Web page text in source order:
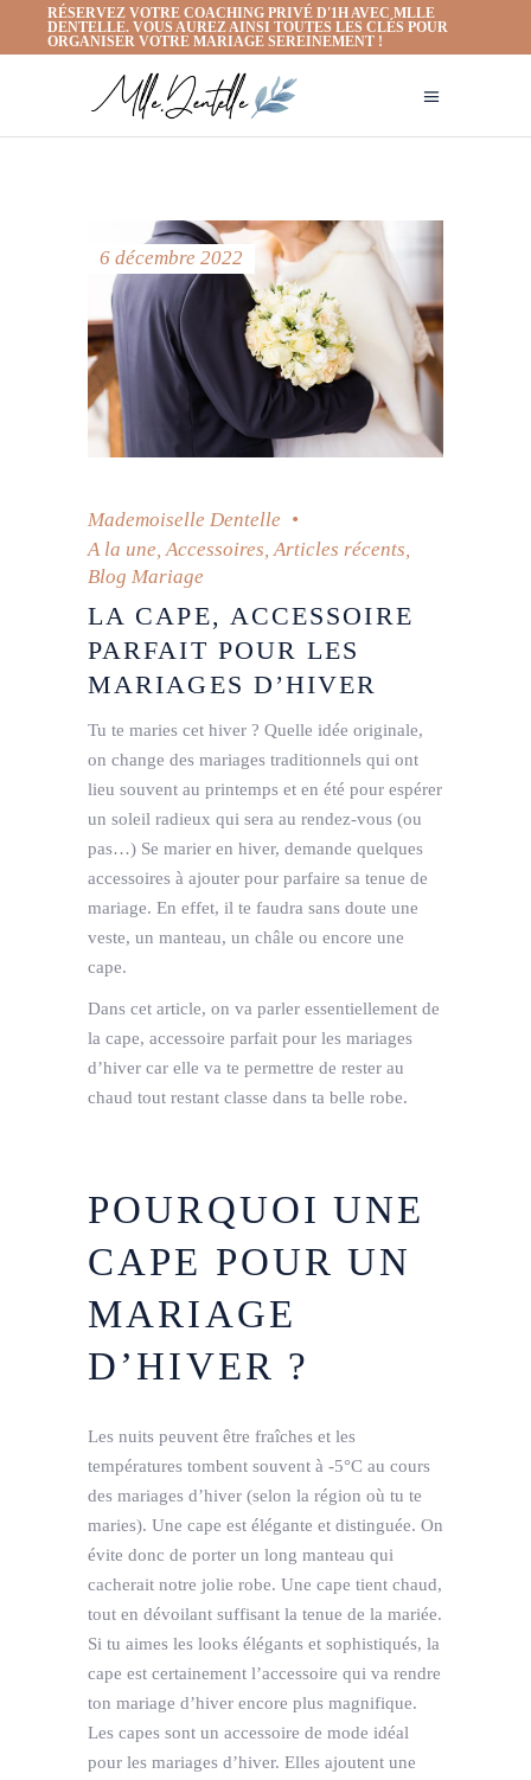
RÉSERVEZ VOTRE COACHING PRIVÉ D'1H AVEC MLLE
DENTELLE. VOUS AUREZ AINSI TOUTES LES CLÉS POUR
ORGANISER VOTRE MARIAGE SEREINEMENT !
6 décembre 2022
Mademoiselle Dentelle
A la une,Accessoires,Articles récents,
Blog Mariage
LA CAPE, ACCESSOIRE
PARFAIT POUR LES
MARIAGES D’HIVER
Tu te maries cet hiver ? Quelle idée originale,
on change des mariages traditionnels qui ont
lieu souvent au printemps et en été pour espérer
un soleil radieux qui sera au rendez-vous (ou
pas…) Se marier en hiver, demande quelques
accessoires à ajouter pour parfaire sa tenue de
mariage. En effet, il te faudra sans doute une
veste, un manteau, un châle ou encore une
cape.
Dans cet article, on va parler essentiellement de
la cape, accessoire parfait pour les mariages
d’hiver car elle va te permettre de rester au
chaud tout restant classe dans ta belle robe.
POURQUOI UNE
CAPE POUR UN
MARIAGE
D’HIVER ?
Les nuits peuvent être fraîches et les
températures tombent souvent à -5°C au cours
des mariages d’hiver (selon la région où tu te
maries). Une cape est élégante et distinguée. On
évite donc de porter un long manteau qui
cacherait notre jolie robe. Une cape tient chaud,
tout en dévoilant suffisant la tenue de la mariée.
Si tu aimes les looks élégants et sophistiqués, la
cape est certainement l’accessoire qui va rendre
ton mariage d’hiver encore plus magnifique.
Les capes sont un accessoire de mode idéal
pour les mariages d’hiver. Elles ajoutent une